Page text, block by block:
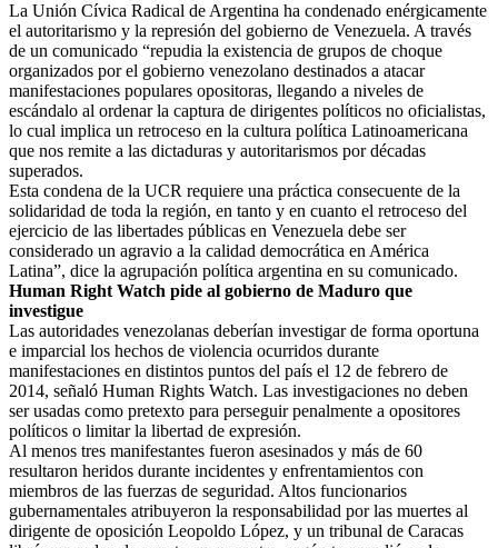
La Unión Cívica Radical de Argentina ha condenado enérgicamente
el autoritarismo y la represión del gobierno de Venezuela. A través
de un comunicado “repudia la existencia de grupos de choque
organizados por el gobierno venezolano destinados a atacar
manifestaciones populares opositoras, llegando a niveles de
escándalo al ordenar la captura de dirigentes políticos no oficialistas,
lo cual implica un retroceso en la cultura política Latinoamericana
que nos remite a las dictaduras y autoritarismos por décadas
superados.
Esta condena de la UCR requiere una práctica consecuente de la
solidaridad de toda la región, en tanto y en cuanto el retroceso del
ejercicio de las libertades públicas en Venezuela debe ser
considerado un agravio a la calidad democrática en América
Latina”, dice la agrupación política argentina en su comunicado.
Human Right Watch pide al gobierno de Maduro que
investigue
Las autoridades venezolanas deberían investigar de forma oportuna
e imparcial los hechos de violencia ocurridos durante
manifestaciones en distintos puntos del país el 12 de febrero de
2014, señaló Human Rights Watch. Las investigaciones no deben
ser usadas como pretexto para perseguir penalmente a opositores
políticos o limitar la libertad de expresión.
Al menos tres manifestantes fueron asesinados y más de 60
resultaron heridos durante incidentes y enfrentamientos con
miembros de las fuerzas de seguridad. Altos funcionarios
gubernamentales atribuyeron la responsabilidad por las muertes al
dirigente de oposición Leopoldo López, y un tribunal de Caracas